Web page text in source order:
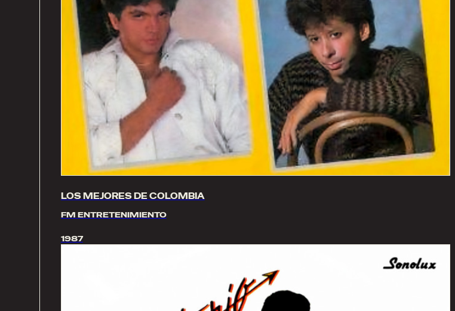
LOS MEJORES DE COLOMBIA
FM ENTRETENIMIENTO
1987